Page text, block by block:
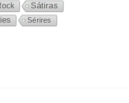
Sátiras
Sérires